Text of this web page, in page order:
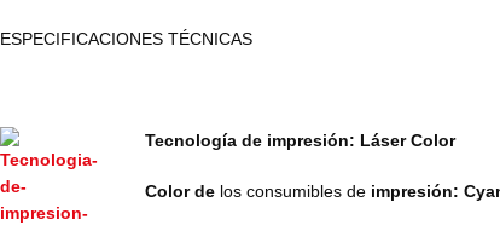
ESPECIFICACIONES TÉCNICAS
Tecnología de impresión: Láser Color
Color de los consumibles de impresión: